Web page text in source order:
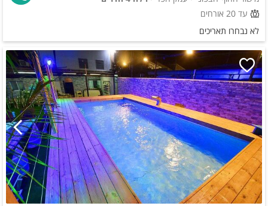
עד 20 אורחים
לא נבחרו תאריכים